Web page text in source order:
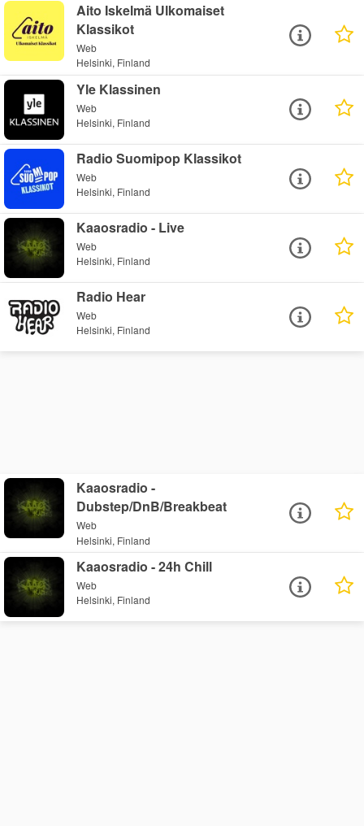
Aito Iskelmä Ulkomaiset
Klassikot
Web
Helsinki, Finland
Yle Klassinen
Web
Helsinki, Finland
Radio Suomipop Klassikot
Web
Helsinki, Finland
Kaaosradio - Live
Web
Helsinki, Finland
Radio Hear
Web
Helsinki, Finland
Kaaosradio -
Dubstep/DnB/Breakbeat
Web
Helsinki, Finland
Kaaosradio - 24h Chill
Web
Helsinki, Finland